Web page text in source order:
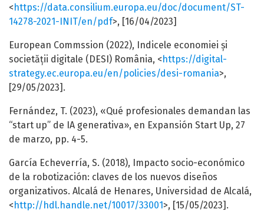
<https://data.consilium.europa.eu/doc/document/ST-
14278-2021-INIT/en/pdf>, [16/04/2023]
European Commssion (2022), Indicele economiei și
societății digitale (DESI) România, <https://digital-
strategy.ec.europa.eu/en/policies/desi-romania>,
[29/05/2023].
Fernández, T. (2023), «Qué profesionales demandan las
“start up” de IA generativa», en Expansión Start Up, 27
de marzo, pp. 4-5.
García Echeverría, S. (2018), Impacto socio-económico
de la robotización: claves de los nuevos diseños
organizativos. Alcalá de Henares, Universidad de Alcalá,
<http://hdl.handle.net/10017/33001>, [15/05/2023].